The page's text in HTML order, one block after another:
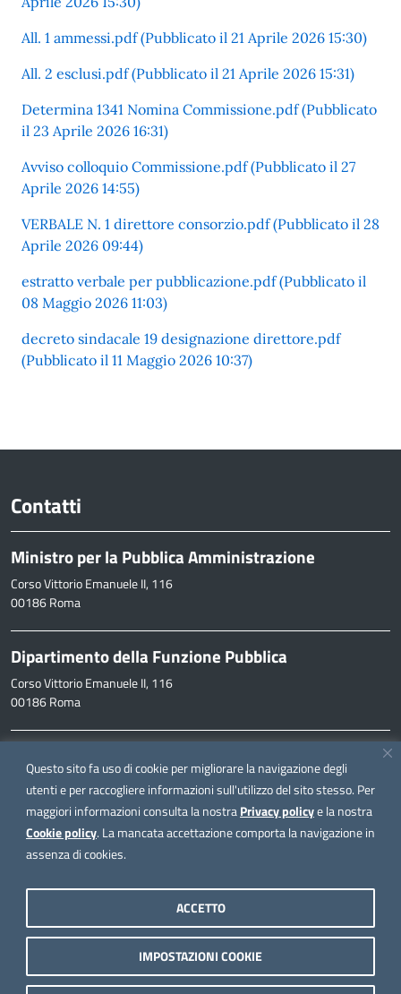
Questo sito fa uso di cookie per migliorare la navigazione degli
utenti e per raccogliere informazioni sull'utilizzo del sito stesso. Per
maggiori informazioni consulta la nostraPrivacy policye la nostra
Cookie policy. La mancata accettazione comporta la navigazione in
assenza di cookies.
IMPOSTAZIONI COOKIE
ACCETTO
All. 1 ammessi.pdf (Pubblicato il 21 Aprile 2026 15:30)
All. 2 esclusi.pdf (Pubblicato il 21 Aprile 2026 15:31)
Determina 1341 Nomina Commissione.pdf (Pubblicato
il 23 Aprile 2026 16:31)
Avviso colloquio Commissione.pdf (Pubblicato il 27
Aprile 2026 14:55)
VERBALE N. 1 direttore consorzio.pdf (Pubblicato il 28
Aprile 2026 09:44)
estratto verbale per pubblicazione.pdf (Pubblicato il
08 Maggio 2026 11:03)
decreto sindacale 19 designazione direttore.pdf
(Pubblicato il 11 Maggio 2026 10:37)
Contatti
Ministro per la Pubblica Amministrazione
Corso Vittorio Emanuele II, 116
00186 Roma
Dipartimento della Funzione Pubblica
Corso Vittorio Emanuele II, 116
00186 Roma
inpa@funzionepubblica.it
FAQ
FAQ – Domande e risposte
Seguici su
Note legali